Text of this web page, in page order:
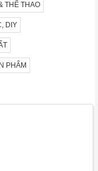
THỂ THAO
DIY
PHẨM